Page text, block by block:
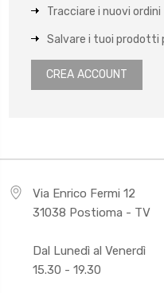
Tracciare i nuovi ordini
Salvare i tuoi prodotti
CREA ACCOUNT
Via Enrico Fermi 12
31038 Postioma - TV
Dal Lunedì al Venerdì
15.30 - 19.30